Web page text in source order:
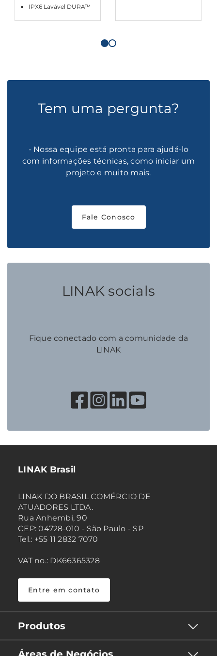
IPX6 Lavável DURA™
Tem uma pergunta?
- Nossa equipe está pronta para ajudá-lo
com informações técnicas, como iniciar um
projeto e muito mais.
Fale Conosco
LINAK socials
Fique conectado com a comunidade da
LINAK
LINAK Brasil
LINAK DO BRASIL COMÉRCIO DE
ATUADORES LTDA.
Rua Anhembi, 90
CEP: 04728-010 - São Paulo - SP
Tel.: +55 11 2832 7070
VAT no.: DK66365328
Entre em contato
Produtos